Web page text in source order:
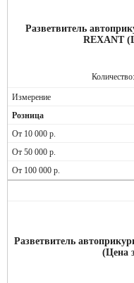
Разветвитель
REXANT
Количество:
Разветвитель
(Цена